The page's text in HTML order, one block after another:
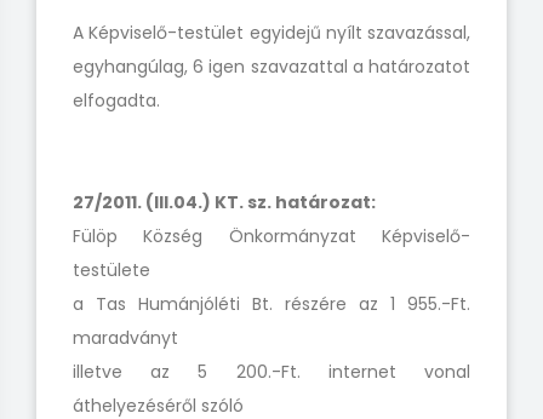
A Képviselő-testület egyidejű nyílt szavazással,
egyhangúlag, 6 igen szavazattal a határozatot
elfogadta.
27/2011. (III.04.) KT. sz. határozat:
Fülöp Község Önkormányzat Képviselő-
testülete
a Tas Humánjóléti Bt. részére az 1 955.-Ft.
maradványt
illetve az 5 200.-Ft. internet vonal
áthelyezéséről szóló